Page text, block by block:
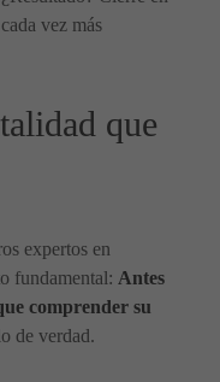
vez más
que
expertos en
fundamental: Antes
comprender su
de verdad.